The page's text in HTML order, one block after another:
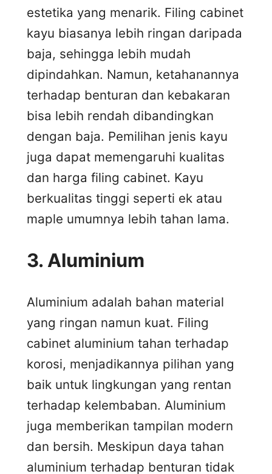
estetika yang menarik. Filing cabinet
kayu biasanya lebih ringan daripada
baja, sehingga lebih mudah
dipindahkan. Namun, ketahanannya
terhadap benturan dan kebakaran
bisa lebih rendah dibandingkan
dengan baja. Pemilihan jenis kayu
juga dapat memengaruhi kualitas
dan harga filing cabinet. Kayu
berkualitas tinggi seperti ek atau
maple umumnya lebih tahan lama.
3.Aluminium
Aluminium adalah bahan material
yang ringan namun kuat. Filing
cabinet aluminium tahan terhadap
korosi, menjadikannya pilihan yang
baik untuk lingkungan yang rentan
terhadap kelembaban. Aluminium
juga memberikan tampilan modern
dan bersih. Meskipun daya tahan
aluminium terhadap benturan tidak